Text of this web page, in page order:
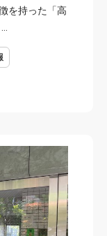
を持った「高